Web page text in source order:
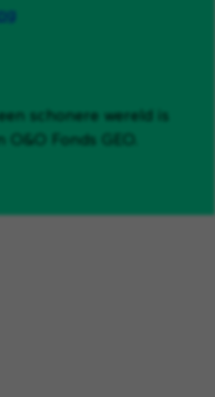
schonere wereld is
Fonds GEO.